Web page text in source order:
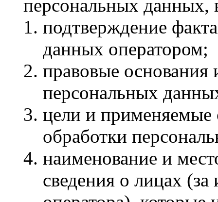
персональных данных,
подтверждение
данных оператором;
правовые основания
персональных
цели и применяемые
обработки
наименование и
сведения о лицах